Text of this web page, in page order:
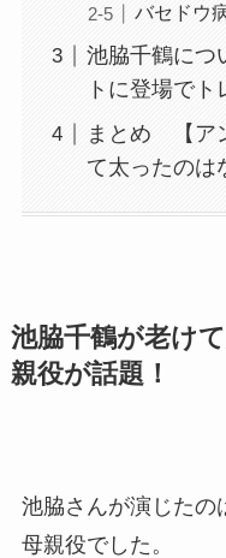
バセドウ
池脇千鶴につ
トに登場でト
まとめ 【ア
て太ったのは
池脇千鶴が老け
親役が話題！
池脇さんが演じたの
母親役でした。